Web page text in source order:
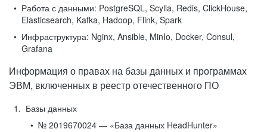
Работа с данными: PostgreSQL, Scylla, Redis, ClickHouse,
Elasticsearch, Kafka, Hadoop, Flink, Spark
Инфраструктура: Nginx, Ansible, MinIo, Docker, Consul,
Grafana
Информация о правах на базы данных и программах
ЭВМ, включенных в реестр отечественного ПО
Базы данных
№ 2019670024 — «База данных HeadHunter»